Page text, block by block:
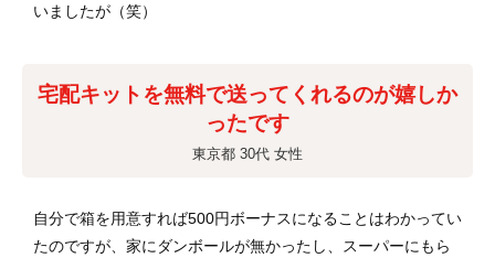
いましたが（笑）
宅配キットを無料で送ってくれるのが嬉しか
ったです
東京都 30代 女性
自分で箱を用意すれば500円ボーナスになることはわかってい
たのですが、家にダンボールが無かったし、スーパーにもら